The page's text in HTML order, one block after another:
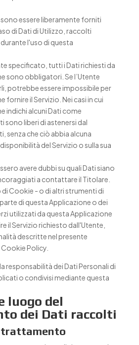
essere liberamente forniti
di Dati di Utilizzo, raccolti
l'uso di questa
specificato, tutti i Dati richiesti da
sono obbligatori. Se l’Utente
potrebbe essere impossibile per
fornire il Servizio. Nei casi in cui
indichi alcuni Dati come
sono liberi di astenersi dal
senza che ciò abbia alcuna
del Servizio o sulla sua
avere dubbi su quali Dati siano
a contattare il Titolare.
di Cookie - o di altri strumenti di
di questa Applicazione o dei
utilizzati da questa Applicazione
il Servizio richiesto dall'Utente,
descritte nel presente
Policy.
responsabilità dei Dati Personali di
o condivisi mediante questa
luogo del
dei Dati raccolti